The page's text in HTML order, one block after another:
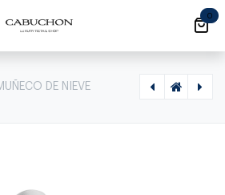
0
DE NIEVE